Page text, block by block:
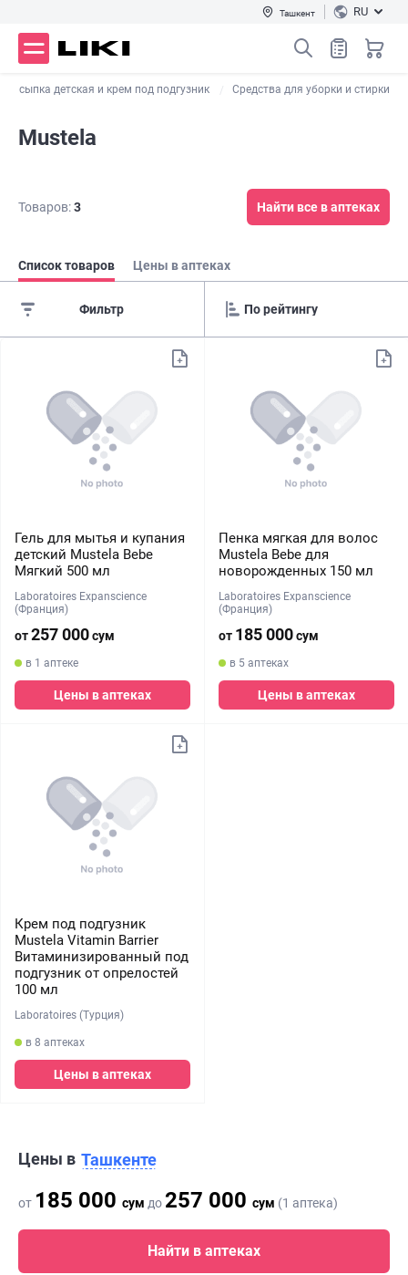
Ташкент RU
детская и крем под подгузник Средства для уборки и стирки
Mustela
Товаров:3 Найти все в аптеках
Список товаров Цены в аптеках
Фильтр
Гель для мытья и купания
детский Mustela Bebe
Мягкий 500 мл
Laboratoires Expanscience
(Франция)
от257 000сум
в 1 аптеке
Цены в аптеках
Пенка мягкая для волос
Mustela Bebe для
новорожденных 150 мл
Laboratoires Expanscience
(Франция)
от 185 000сум
в 5 аптеках
Цены в аптеках
Крем под подгузник
Mustela Vitamin Barrier
Витаминизированный под
подгузник от опрелостей
100 мл
Laboratoires (Турция)
в 8 аптеках
Цены в аптеках
Цены в Ташкенте
от 185 000 сум до 257 000 сум (1 аптека)
Найти в аптеках